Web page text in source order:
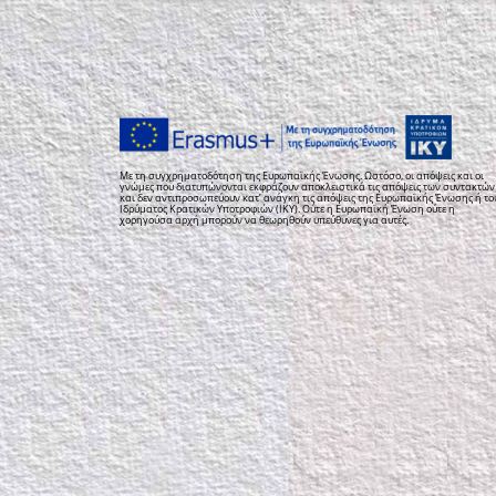
Με τη συγχρηματοδότηση της Ευρωπαϊκής Ένωσης. Ωστόσο, οι απόψεις και οι
γνώμες που διατυπώνονται εκφράζουν αποκλειστικά τις απόψεις των συντακτών
και δεν αντιπροσωπεύουν κατ’ ανάγκη τις απόψεις της Ευρωπαϊκής Ένωσης ή
Ιδρύματος Κρατικών Υποτροφιών (ΙΚΥ). Ούτε η Ευρωπαϊκή Ένωση ούτε η
χορηγούσα αρχή μπορούν να θεωρηθούν υπεύθυνες για αυτές.